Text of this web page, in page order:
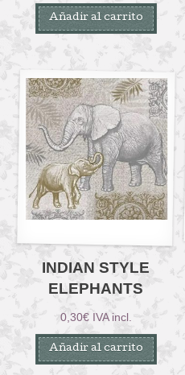
Añadir al carrito
INDIAN STYLE
ELEPHANTS
0,30€ IVA incl.
Añadir al carrito